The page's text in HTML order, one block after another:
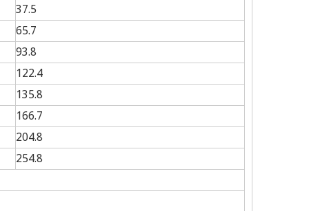
37.5
65.7
93.8
122.4
135.8
166.7
204.8
254.8